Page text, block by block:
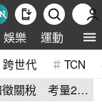
娛樂 運動 全球
跨世代 TCN
徵關稅 考量2原